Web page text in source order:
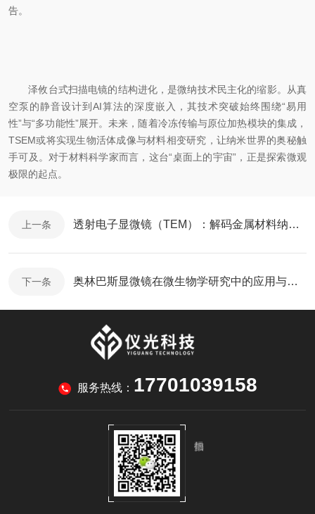
告。
泽攸台式扫描电镜的结构进化，是微纳技术民主化的缩影。从真
空泵的静音设计到AI算法的深度嵌入，其技术突破始终围绕“易用
性”与“多功能性”展开。未来，随着冷冻传输与原位加热模块的集成，
TSEM或将实现生物活体成像与材料相变研究，让纳米世界的奥秘触
手可及。对于材料科学家而言，这台“桌面上的宇宙”，正是探索微观
极限的起点。
上一条 透射电子显微镜（TEM）：解码金属材料纳米世界的核心工具
下一条 奥林巴斯显微镜在微生物学研究中的应用与操作技巧
服务热线： 17701039158